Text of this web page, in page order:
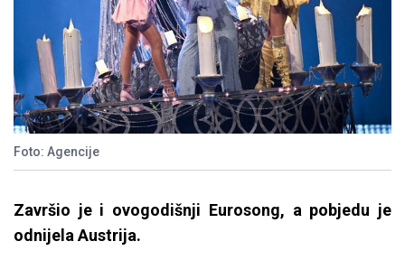
Foto: Agencije
Završio je i ovogodišnji Eurosong, a pobjedu je
odnijela Austrija.